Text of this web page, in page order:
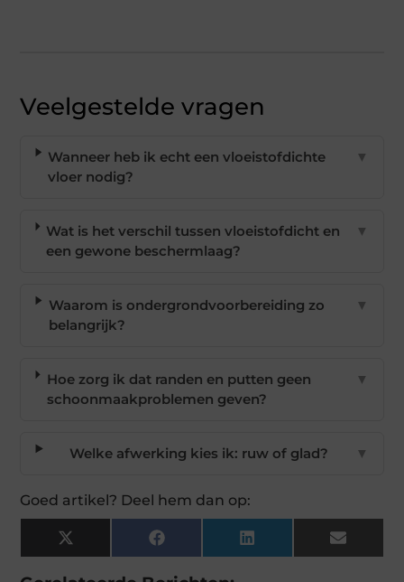
Veelgestelde vragen
Wanneer heb ik echt een vloeistofdichte
vloer nodig?
▼
Wat is het verschil tussen vloeistofdicht en
een gewone beschermlaag?
▼
Waarom is ondergrondvoorbereiding zo
belangrijk?
▼
Hoe zorg ik dat randen en putten geen
schoonmaakproblemen geven?
▼
Welke afwerking kies ik: ruw of glad? ▼
Goed artikel? Deel hem dan op:
X
(Twitter)
Facebook LinkedIn Email